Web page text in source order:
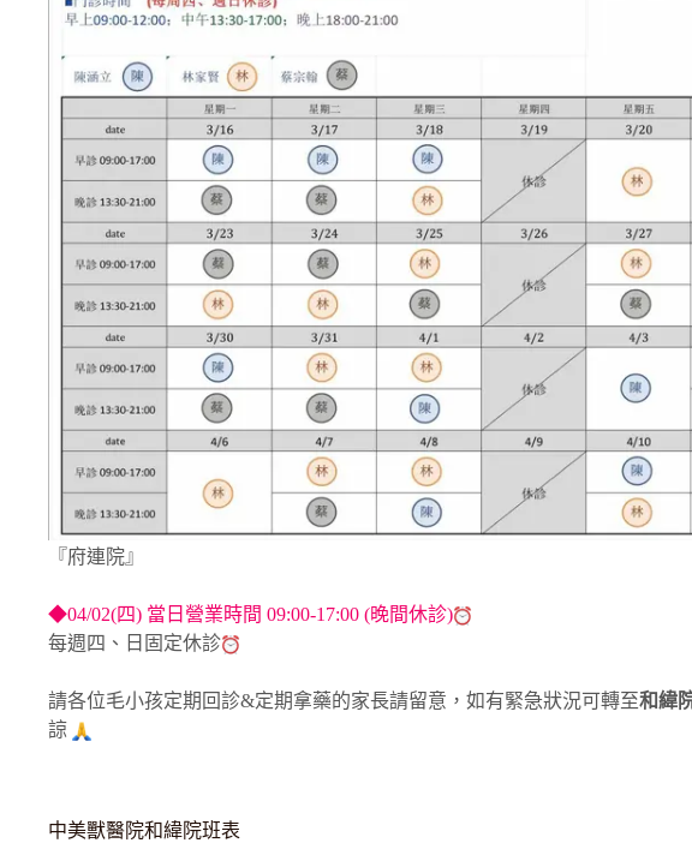
『府連院』
◆04/02(四) 當日營業時間 09:00-17:00 (晚間休診)
每週四、日固定休診
請各位毛小孩定期回診&定期拿藥的家長請留意，如有緊急狀況可轉至和緯
諒
中美獸醫院和緯院班表